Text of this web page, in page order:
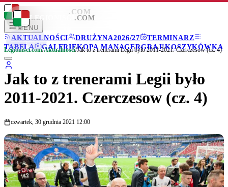
LEGIONISCI .COM
MENU
AKTUALNOŚCI
DRUŻYNA2026/27
TERMINARZ
TABELA
GALERIEKOPA MANAGERGRAJ!KOSZYKÓWKA
LEGIONISCI .COM
Legionisci.com/Aktualności/Jak to z trenerami Legii było 2011-2021. Czerczesow (cz. 4)
Jak to z trenerami Legii było
2011-2021. Czerczesow (cz. 4)
czwartek, 30 grudnia 2021 12:00